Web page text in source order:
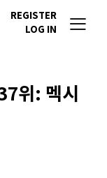
REGISTER
LOG IN
위: 멕시